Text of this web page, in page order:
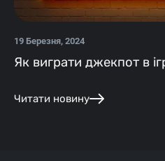
19 Березня, 2024
Як виграти джекпот в
Читати новину